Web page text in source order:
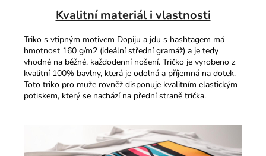
Kvalitní materiál i vlastnosti
Triko s vtipným motivem Dopiju a jdu s hashtagem má
hmotnost 160 g/m2 (ideální střední gramáž) a je tedy
vhodné na běžné, každodenní nošení. Tričko je vyrobeno z
kvalitní 100% bavlny, která je odolná a příjemná na dotek.
Toto triko pro muže rovněž disponuje kvalitním elastickým
potiskem, který se nachází na přední straně trička.